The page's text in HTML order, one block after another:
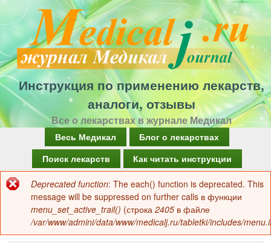
Перейти
к
основному
содержанию
Инструкция по применению лекарств,
аналоги, отзывы
Все о лекарствах в журнале Медикал
а
в
о
Весь Медикал
Блог о лекарствах
Поиск лекарств
Как читать инструкции
Сообщение
об
ошибке
Deprecated function: The each() function is deprecated. This
message will be suppressed on further calls в функции
menu_set_active_trail() (строка 2405 в файле
/var/www/admini/data/www/medicalj.ru/tabletki/includes/